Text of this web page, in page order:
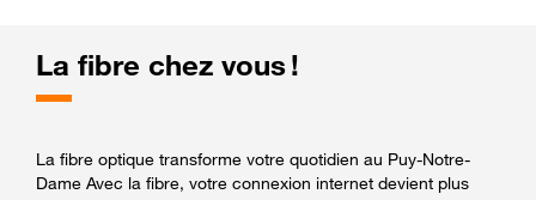
La fibre chez vous !
La fibre optique transforme votre quotidien au Puy-Notre-
Dame Avec la fibre, votre connexion internet devient plus